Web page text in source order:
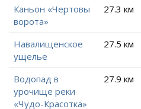
Каньон «Чертовы
ворота»
27.3 км
Навалищенское
ущелье
27.5 км
Водопад в
урочище реки
«Чудо-Красотка»
27.9 км